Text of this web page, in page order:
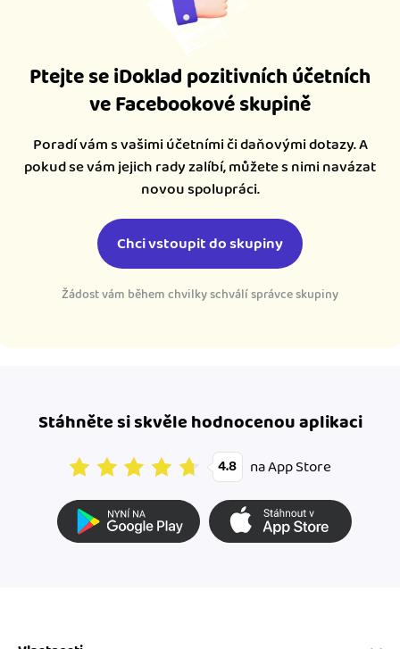
Ptejte se iDoklad pozitivních účetních
ve Facebookové skupině
Poradí vám s vašimi účetními či daňovými dotazy. A
pokud se vám jejich rady zalíbí, můžete s nimi navázat
novou spolupráci.
Chci vstoupit do skupiny
Žádost vám během chvilky schválí správce skupiny
Stáhněte si skvěle hodnocenou aplikaci
4.8 na App Store